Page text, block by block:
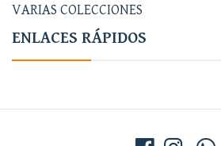
VARIAS COLECCIONES
ENLACES RÁPIDOS